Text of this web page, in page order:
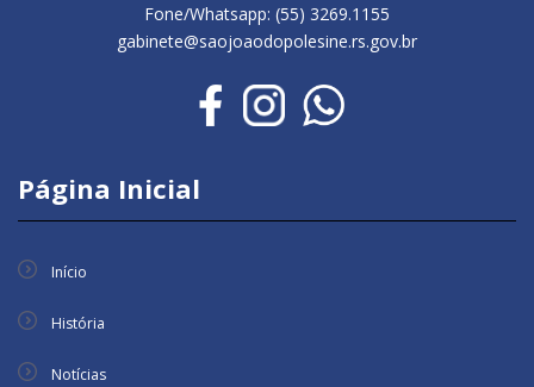
Fone/Whatsapp: (55) 3269.1155
gabinete@saojoaodopolesine.rs.gov.br
Página Inicial
Início
História
Notícias